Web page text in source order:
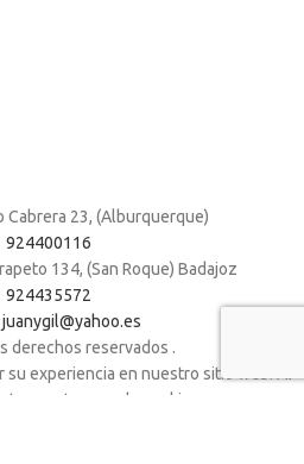
Cabrera 23, (Alburquerque)
924400116
134, (San Roque) Badajoz
924435572
juanygil@yahoo.es
derechos reservados .
experiencia en nuestro sitio web. Al
nuestro uso de cookies.